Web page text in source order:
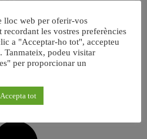
preu del gasoil agrícola puja un
suma a la pujada de la resta
proposa una sèrie
la situació, entre elles un gasoil
denuncia que el
comentaris
lloc web per oferir-vos
les vostres preferències
a "Acceptar-ho tot", accepteu
Tanmateix, podeu visitar
per proporcionar un
Accepta tot